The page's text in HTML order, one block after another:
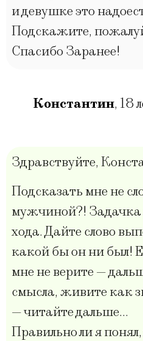
и девушке это
Подскажите,
Спасибо Заранее!
Константин, 18
Здравствуйте,
Подсказать мне не
мужчиной?! Задачка
хода. Дайте слово
какой бы он ни был!
мне не верите —
смысла, живите как
— читайте дальше…
Правильно ли я